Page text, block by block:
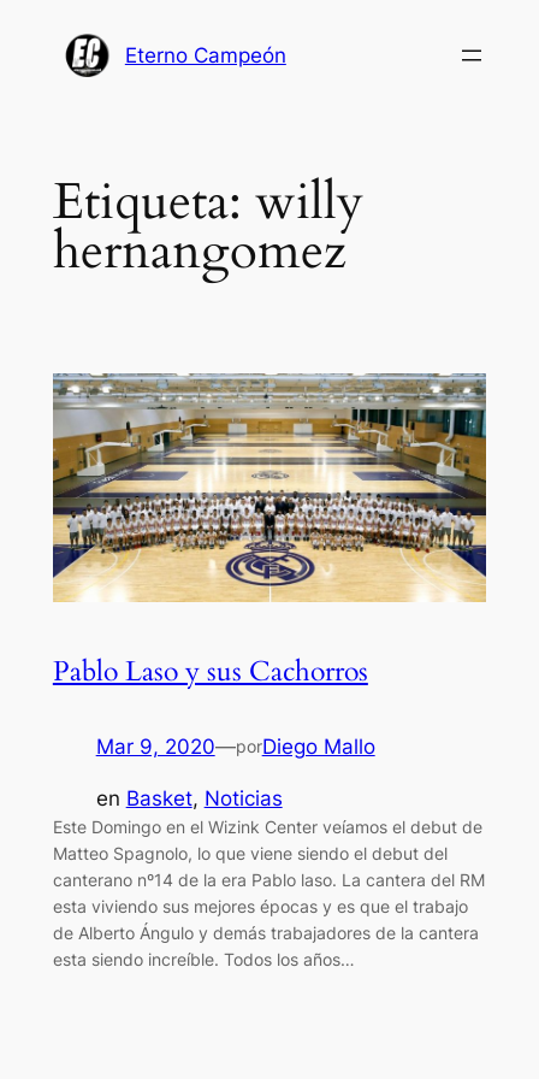
Eterno Campeón
Etiqueta: willy
hernangomez
Pablo Laso y sus Cachorros
Mar 9, 2020—porDiego Mallo
en Basket, Noticias
Este Domingo en el Wizink Center veíamos el debut de
Matteo Spagnolo, lo que viene siendo el debut del
canterano nº14 de la era Pablo laso. La cantera del RM
esta viviendo sus mejores épocas y es que el trabajo
de Alberto Ángulo y demás trabajadores de la cantera
esta siendo increíble. Todos los años…